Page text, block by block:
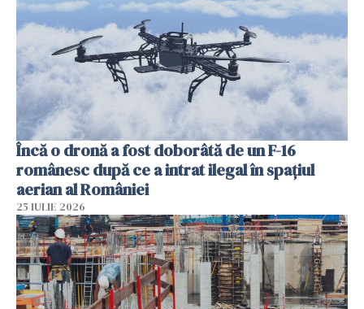
Încă o dronă a fost doborâtă de un F-16
românesc după ce a intrat ilegal în spațiul
aerian al României
25 IULIE 2026